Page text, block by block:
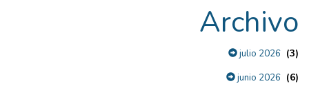
Archivo
julio 2026 (3)
junio 2026 (6)